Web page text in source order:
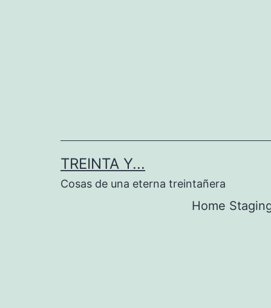
TREINTA Y...
Cosas de una eterna treintañera
Home